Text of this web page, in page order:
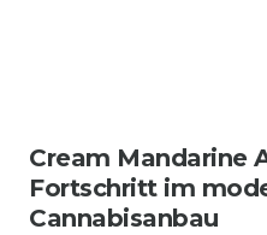
Cream Mandarine
Fortschritt im
Cannabisanbau